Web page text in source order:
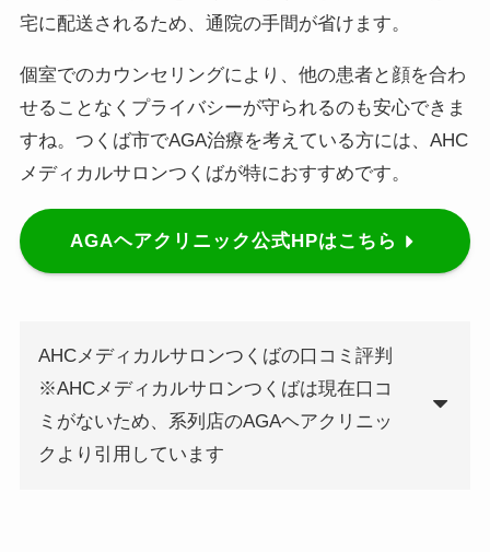
宅に配送されるため、通院の手間が省けます。
個室でのカウンセリングにより、他の患者と顔を合わ
せることなくプライバシーが守られるのも安心できま
すね。つくば市でAGA治療を考えている方には、AHC
メディカルサロンつくばが特におすすめです。
AGAヘアクリニック公式HPはこちら
AHCメディカルサロンつくばの口コミ評判
※AHCメディカルサロンつくばは現在口コ
ミがないため、系列店のAGAヘアクリニッ
クより引用しています